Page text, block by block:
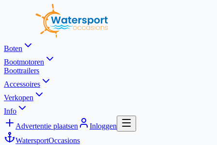
Boten
Bootmotoren
Boottrailers
Accessoires
Verkopen
Info
Advertentie plaatsen
Inloggen
WatersportOccasions